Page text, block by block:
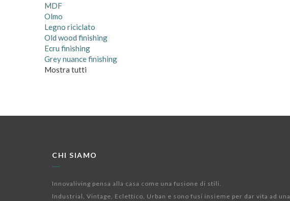
MDF
Olmo
Legno riciclato
Old wood finishing
Ecru finishing
Grey nuance finishing
Mostra tutti
CHI SIAMO
Innovaliving pensa alla casa come una fusione di stili.
Industrial, Vintage, Eclettico, Urban e sono fusi insieme per dar vita ad una